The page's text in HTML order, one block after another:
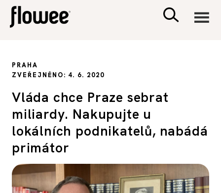
PSYCHOLOGIE
PRAHA
ZVEŘEJNĚNO: 4. 6. 2020
Vláda chce Praze sebrat
miliardy. Nakupujte u
lokálních podnikatelů, nabádá
primátor